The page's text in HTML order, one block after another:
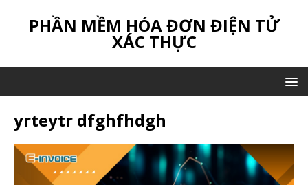
PHẦN MỀM HÓA ĐƠN ĐIỆN TỬ
XÁC THỰC
yrteytr dfghfhdgh